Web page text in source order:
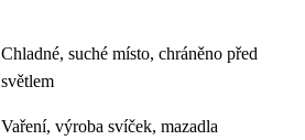
Chladné, suché místo, chráněno před
světlem
Vaření, výroba svíček, mazadla